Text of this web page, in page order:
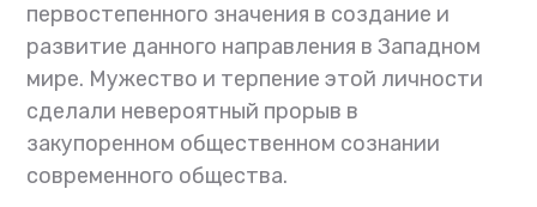
первостепенного значения в создание и
развитие данного направления в Западном
мире. Мужество и терпение этой личности
сделали невероятный прорыв в
закупоренном общественном сознании
современного общества.